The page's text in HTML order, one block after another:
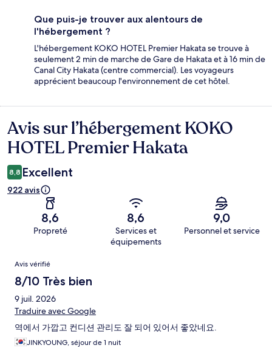
Que puis-je trouver aux alentours de
l'hébergement ?
L'hébergement KOKO HOTEL Premier Hakata se trouve à
seulement 2 min de marche de Gare de Hakata et à 16 min de
Canal City Hakata (centre commercial). Les voyageurs
apprécient beaucoup l'environnement de cet hôtel.
Avis
Avis sur l’hébergement KOKO
HOTEL Premier Hakata
8,8 Excellent
922 avis
8,6
Propreté
8,6
Services et
équipements
9,0
Personnel et service
Avis
Avis vérifié
8/10 Très bien
9 juil. 2026
Traduire avec Google
역에서 가깝고 컨디션 관리도 잘 되어 있어서 좋았네요.
JINKYOUNG, séjour de 1 nuit